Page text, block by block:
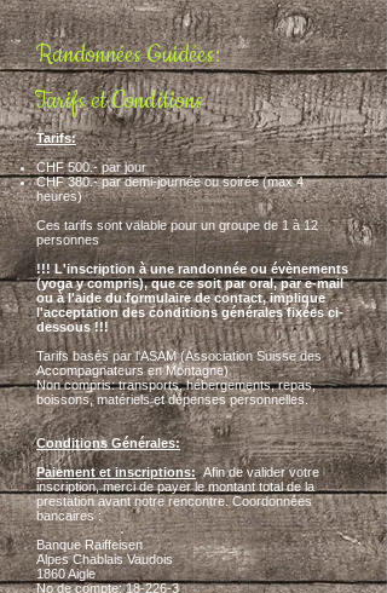
Randonnées Guidées:
Tarifs et Conditions
Tarifs:
CHF 500.- par jour
CHF 380.- par demi-journée ou soirée (max 4
heures)
Ces tarifs sont valable pour un groupe de 1 à 12
personnes
!!! L'inscription à une randonnée ou évènements
(yoga y compris), que ce soit par oral, par e-mail
ou à l'aide du formulaire de contact, implique
l'acceptation des conditions générales fixées ci-
dessous !!!
Tarifs basés par l'ASAM (Association Suisse des
Accompagnateurs en Montagne)
Non compris: transports, hébergements, repas,
boissons, matériels et dépenses personnelles.
Conditions Générales:
Paiement et inscriptions: Afin de valider votre
inscription, merci de payer le montant total de la
prestation avant notre rencontre. Coordonnées
bancaires :
Banque Raiffeisen
Alpes Chablais Vaudois
1860 Aigle
No de compte: 18-226-3